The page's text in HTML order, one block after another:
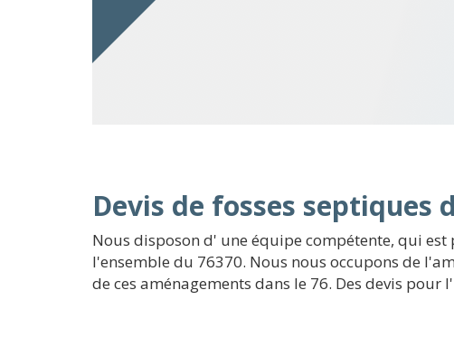
Devis de fosses septiques
Nous disposon d' une équipe compétente, qui
l'ensemble du 76370. Nous nous occupons de
de ces aménagements dans le 76. Des devis